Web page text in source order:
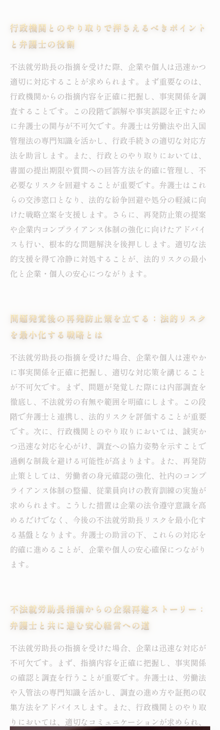
行政機関とのやり取りで押さえるべきポイント
と弁護士の役割
不法就労助長の指摘を受けた際、企業や個人は迅速かつ
適切に対応することが求められます。まず重要なのは、
行政機関からの指摘内容を正確に把握し、事実関係を調
査することです。この段階で誤解や事実誤認を正すため
に弁護士の関与が不可欠です。弁護士は労働法や出入国
管理法の専門知識を活かし、行政手続きの適切な対応方
法を助言します。また、行政とのやり取りにおいては、
書面の提出期限や質問への回答方法を的確に管理し、不
必要なリスクを回避することが重要です。弁護士はこれ
らの交渉窓口となり、法的な紛争回避や処分の軽減に向
けた戦略立案を支援します。さらに、再発防止策の提案
や企業内コンプライアンス体制の強化に向けたアドバイ
スも行い、根本的な問題解決を後押しします。適切な法
的支援を得て冷静に対処することが、法的リスクの最小
化と企業・個人の安心につながります。
問題発覚後の再発防止策を立てる：法的リスク
を最小化する戦略とは
不法就労助長の指摘を受けた場合、企業や個人は速やか
に事実関係を正確に把握し、適切な対応策を講じること
が不可欠です。まず、問題が発覚した際には内部調査を
徹底し、不法就労の有無や範囲を明確にします。この段
階で弁護士と連携し、法的リスクを評価することが重要
です。次に、行政機関とのやり取りにおいては、誠実か
つ迅速な対応を心がけ、調査への協力姿勢を示すことで
過剰な制裁を避ける可能性が高まります。また、再発防
止策としては、労働者の身元確認の強化、社内のコンプ
ライアンス体制の整備、従業員向けの教育訓練の実施が
求められます。こうした措置は企業の法令遵守意識を高
めるだけでなく、今後の不法就労助長リスクを最小化す
る基盤となります。弁護士の助言の下、これらの対応を
的確に進めることが、企業や個人の安心確保につながり
ます。
不法就労助長指摘からの企業再建ストーリー：
弁護士と共に進む安心経営への道
不法就労助長の指摘を受けた場合、企業は迅速な対応が
不可欠です。まず、指摘内容を正確に把握し、事実関係
の確認と調査を行うことが重要です。弁護士は、労働法
や入管法の専門知識を活かし、調査の進め方や証拠の収
集方法をアドバイスします。また、行政機関とのやり取
りにおいては、適切なコミュニケーションが求められ、